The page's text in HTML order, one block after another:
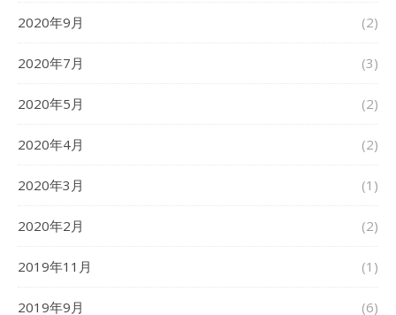
2020年9月 (2)
2020年7月 (3)
2020年5月 (2)
2020年4月 (2)
2020年3月 (1)
2020年2月 (2)
2019年11月 (1)
2019年9月 (6)